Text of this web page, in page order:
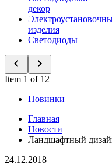
декор
изделия
Светодиоды
Item 1 of 12
Новинки
Главная
Новости
Ландшафтный
24.12.2018